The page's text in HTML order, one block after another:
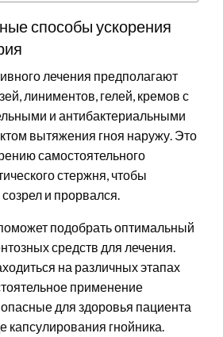
способы ускорения
лечения предполагают
линиментов, гелей, кремов с
и антибактериальными
вытяжения гноя наружу. Это
самостоятельного
стержня, чтобы
и прорвался.
подобрать оптимальный
средств для лечения.
на различных этапах
применение
для здоровья пациента
капсулирования гнойника.